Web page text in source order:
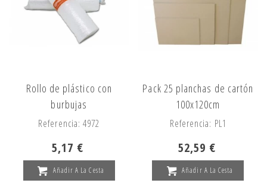
Rollo de plástico con
burbujas
Referencia: 4972
5,17 €
Añadir A La Cesta
Pack 25 planchas de cartón
100x120cm
Referencia: PL1
52,59 €
Añadir A La Cesta